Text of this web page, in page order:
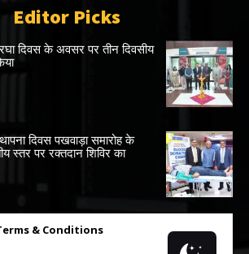
Editor Picks
दिवस के अवसर पर तीन दिवसीय
दिवस पखवाड़ा समारोह के
स्तर पर रक्तदान शिविर का
& Conditions